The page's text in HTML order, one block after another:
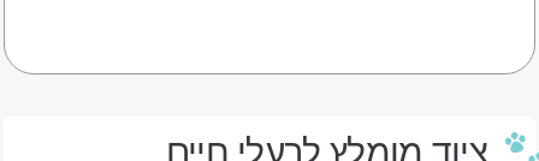
ציוד מומלץ לבעלי חיים